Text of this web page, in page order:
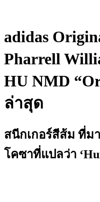
adidas
Pharrell
HU NMD
ล่าสุด
สนีกเกอร์สีส้ม ที่ม
โคซาที่แปลว่า